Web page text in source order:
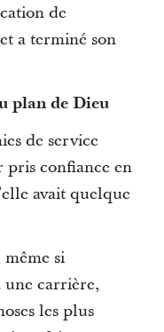
de
a terminé son
plan de Dieu
de service
pris confiance en
avait quelque
même si
une carrière,
les plus